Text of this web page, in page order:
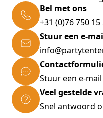
Bel met ons
+31 (0)76 750 15
Stuur een e-
Stuur een e-mail
Veel gestelde
Snel antwoord